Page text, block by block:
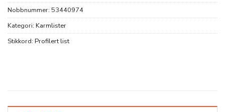
Nobbnummer: 53440974
Kategori: Karmlister
Stikkord: Profilert list